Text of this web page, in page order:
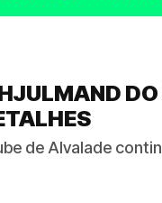
de Alvalade